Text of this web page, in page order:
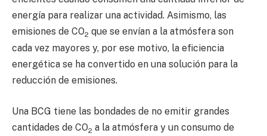
energía para realizar una actividad. Asimismo, las
emisiones de CO2 que se envían a la atmósfera son
cada vez mayores y, por ese motivo, la eficiencia
energética se ha convertido en una solución para la
reducción de emisiones.
Una BCG tiene las bondades de no emitir grandes
cantidades de CO2 a la atmósfera y un consumo de